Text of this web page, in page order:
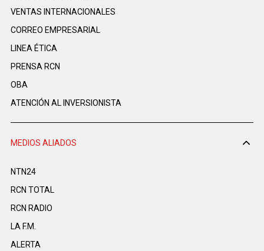
VENTAS INTERNACIONALES
CORREO EMPRESARIAL
LINEA ÉTICA
PRENSA RCN
OBA
ATENCIÓN AL INVERSIONISTA
MEDIOS ALIADOS
NTN24
RCN TOTAL
RCN RADIO
LA F.M.
ALERTA